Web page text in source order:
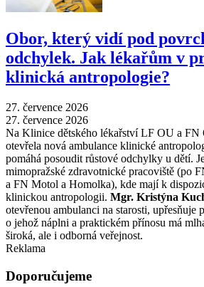
Obor, který vidí pod
odchylek. Jak lékařům v
klinická antropologie?
27. července 2026
27. července 2026
Na Klinice dětského lékařství LF OU a FN
otevřela nová ambulance klinické
pomáhá posoudit růstové odchylky u dětí.
mimopražské zdravotnické pracoviště (po
a FN Motol a Homolka), kde mají k
klinickou antropologii. Mgr. Kristýna
otevřenou ambulanci na starosti, upřesňuje
o jehož náplni a praktickém přínosu má
široká, ale i odborná veřejnost.
Reklama
Doporučujeme